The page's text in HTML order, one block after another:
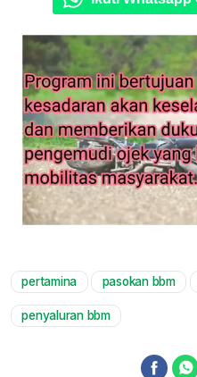
pertamina pasokan bbm
penyaluran bbm